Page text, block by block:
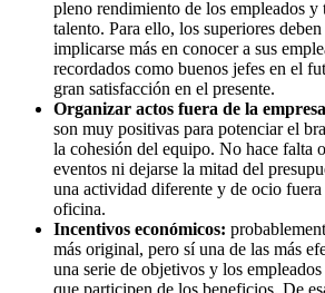
pleno rendimiento de los empleados y
talento. Para ello, los superiores
implicarse más en conocer a sus
recordados como buenos jefes en el
gran satisfacción en el presente.
Organizar actos fuera de la
son muy positivas para potenciar el
la cohesión del equipo. No hace falta
eventos ni dejarse la mitad del
una actividad diferente y de ocio
oficina.
Incentivos económicos:
más original, pero sí una de las más
una serie de objetivos y los
que participen de los beneficios. De